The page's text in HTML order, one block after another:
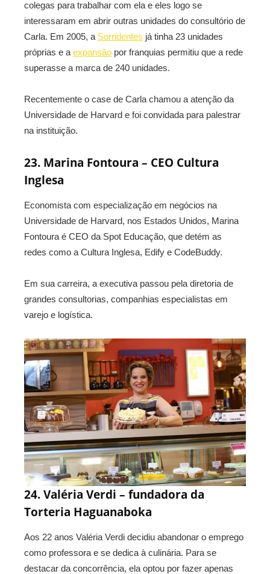
colegas para trabalhar com ela e eles logo se
interessaram em abrir outras unidades do consultório de
Carla. Em 2005, a Sorridentes já tinha 23 unidades
próprias e a expansão por franquias permitiu que a rede
superasse a marca de 240 unidades.
Recentemente o case de Carla chamou a atenção da
Universidade de Harvard e foi convidada para palestrar
na instituição.
23. Marina Fontoura – CEO Cultura
Inglesa
Economista com especialização em negócios na
Universidade de Harvard, nos Estados Unidos, Marina
Fontoura é CEO da Spot Educação, que detém as
redes como a Cultura Inglesa, Edify e CodeBuddy.
Em sua carreira, a executiva passou pela diretoria de
grandes consultorias, companhias especialistas em
varejo e logística.
24. Valéria Verdi – fundadora da
Torteria Haguanaboka
Aos 22 anos Valéria Verdi decidiu abandonar o emprego
como professora e se dedica à culinária. Para se
destacar da concorrência, ela optou por fazer apenas